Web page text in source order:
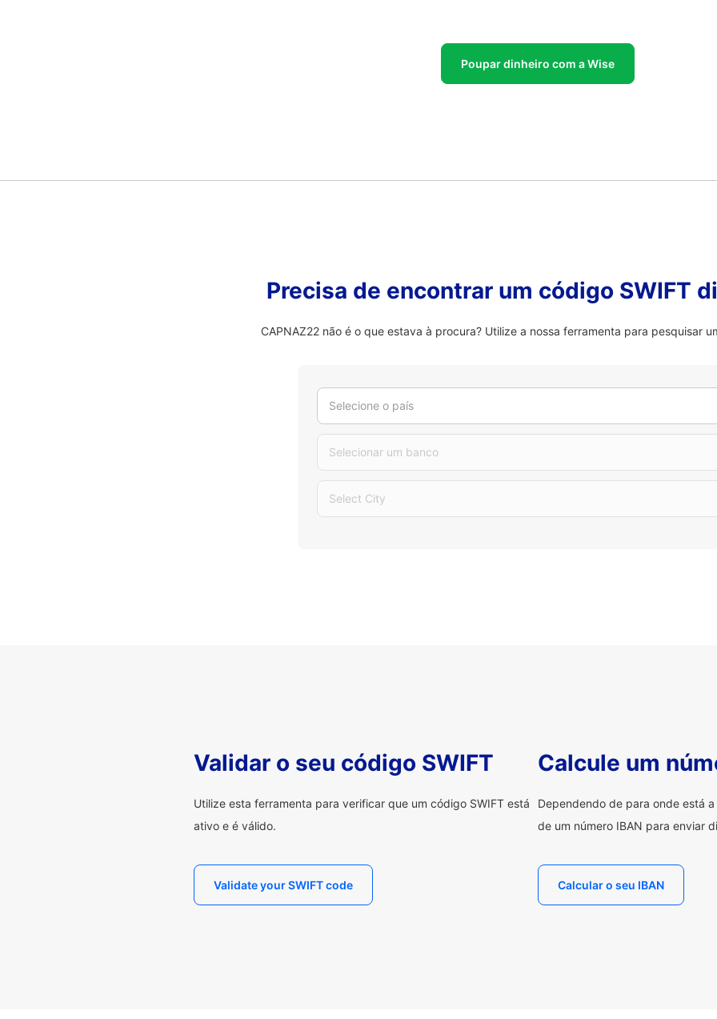
Poupar dinheiro com a Wise
Precisa de encontrar um código SWIFT
CAPNAZ22 não é o que estava à procura? Utilize a nossa ferramenta para pesquisar
Selecione o país
Selecionar um banco
Select City
Validar o seu código SWIFT
Utilize esta ferramenta para verificar que um código SWIFT está
ativo e é válido.
Validate your SWIFT code
Calcule um
Dependendo de para onde está
de um número IBAN para enviar
Calcular o seu IBAN